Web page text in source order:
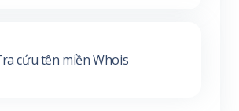
cứu tên miền Whois